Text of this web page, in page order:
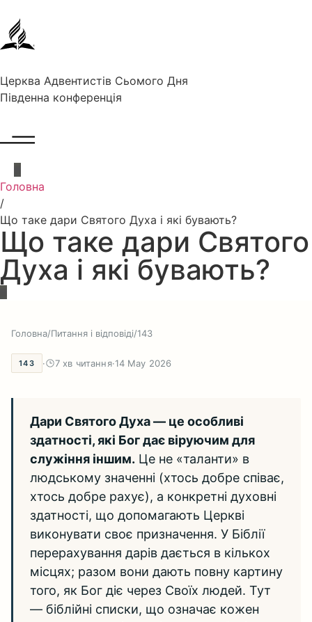
Церква Адвентистів Сьомого Дня
Південна конференція
Головна
/
Що таке дари Святого Духа і які бувають?
Що таке дари Святого
Духа і які бувають?
Головна/Питання і відповіді/143
143 · 7 хв читання·14 May 2026
Дари Святого Духа — це особливі
здатності, які Бог дає віруючим для
служіння іншим. Це не «таланти» в
людському значенні (хтось добре співає,
хтось добре рахує), а конкретні духовні
здатності, що допомагають Церкві
виконувати своє призначення. У Біблії
перерахування дарів дається в кількох
місцях; разом вони дають повну картину
того, як Бог діє через Своїх людей. Тут
— біблійні списки, що означає кожен